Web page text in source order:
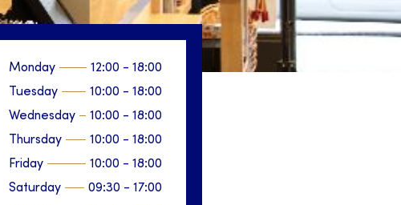
Monday 12:00 - 18:00
Tuesday
10:00 - 18:00
Wednesday
10:00 - 18:00
Thursday
10:00 - 18:00
Friday
10:00 - 18:00
Saturday
09:30 - 17:00